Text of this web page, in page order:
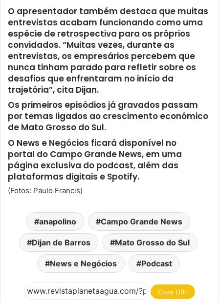
O apresentador também destaca que muitas
entrevistas acabam funcionando como uma
espécie de retrospectiva para os próprios
convidados. “Muitas vezes, durante as
entrevistas, os empresários percebem que
nunca tinham parado para refletir sobre os
desafios que enfrentaram no início da
trajetória”, cita Dijan.
Os primeiros episódios já gravados passam
por temas ligados ao crescimento econômico
de Mato Grosso do Sul.
O News e Negócios ficará disponível no
portal do Campo Grande News, em uma
página exclusiva do podcast, além das
plataformas digitais e Spotify.
(Fotos: Paulo Francis)
anapolino Campo Grande News
Dijan de Barros Mato Grosso do Sul
News e Negócios Podcast
Copy URL